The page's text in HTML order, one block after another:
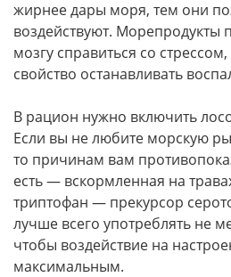
жирнее дары моря, тем они
воздействуют.
мозгу справиться со
свойство останавливать
В рацион нужно включить
Если вы не любите морскую
то причинам вам
есть — вскормленная на
триптофан — прекурсор
лучше всего употреблять не
чтобы воздействие на
максимальным.